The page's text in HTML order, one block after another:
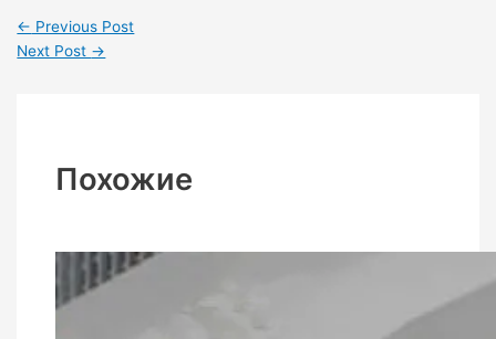
← Previous Post
Next Post →
Похожие